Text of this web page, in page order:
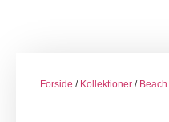
Forside / Kollektioner / Beach